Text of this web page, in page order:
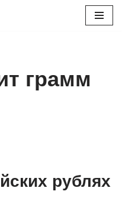
грамм
рублях